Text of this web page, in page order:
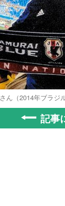
ん（2014年ブラジ
記事